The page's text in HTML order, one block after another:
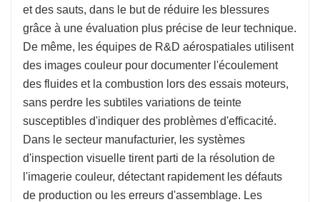
et des sauts, dans le but de réduire les blessures
grâce à une évaluation plus précise de leur technique.
De même, les équipes de R&D aérospatiales utilisent
des images couleur pour documenter l'écoulement
des fluides et la combustion lors des essais moteurs,
sans perdre les subtiles variations de teinte
susceptibles d'indiquer des problèmes d'efficacité.
Dans le secteur manufacturier, les systèmes
d'inspection visuelle tirent parti de la résolution de
l'imagerie couleur, détectant rapidement les défauts
de production ou les erreurs d'assemblage. Les